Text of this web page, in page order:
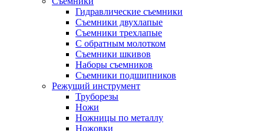
Гидравлические съемники
Съемники двухлапые
Съемники трехлапые
С обратным молотком
Съемники шкивов
Наборы съемников
Съемники подшипников
Режущий инструмент
Труборезы
Ножи
Ножницы по металлу
Ножовки